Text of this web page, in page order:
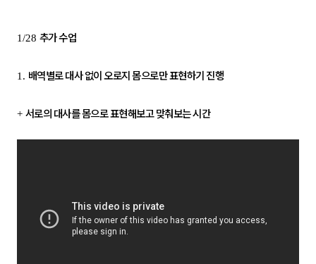
1/28 추가 수업
1. 배역별로 대사 없이 오로지 몸으로만 표현하기 진행
+ 서로의 대사를 몸으로 표현해보고 맞춰보는 시간